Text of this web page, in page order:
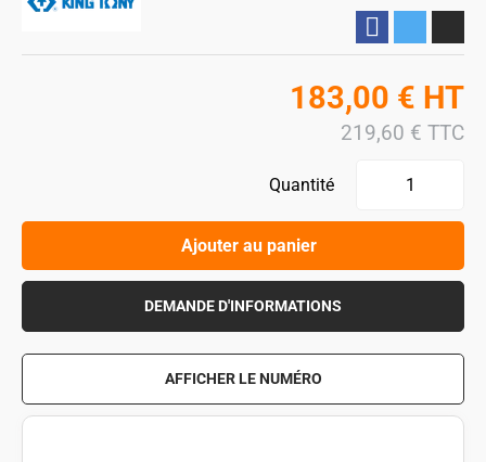
183,00 € HT
219,60 € TTC
Quantité
Ajouter au panier
DEMANDE D'INFORMATIONS
AFFICHER LE NUMÉRO